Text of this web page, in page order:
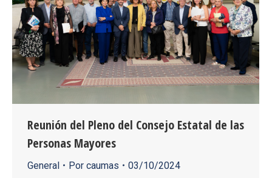
Reunión del Pleno del Consejo Estatal de las
Personas Mayores
General Por caumas 03/10/2024